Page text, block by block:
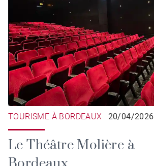
TOURISME À BORDEAUX 20/04/2026
Le Théâtre Molière à